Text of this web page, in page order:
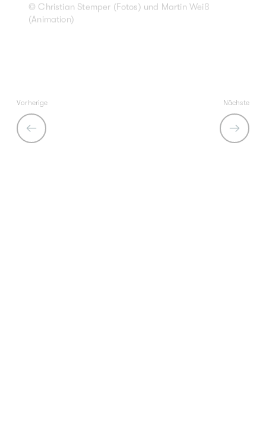
© Christian Stemper (Fotos) und Martin Weiß
(Animation)
Vorherige Nächste